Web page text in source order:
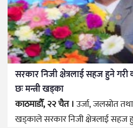
सरकार निजी क्षेत्रलाई सहज हुने गरी
छः मन्त्री खड्का
काठमाडौँ, २२ चैत ।उर्जा, जलस्रोत
खड्काले सरकार निजी क्षेत्रलाई सहज